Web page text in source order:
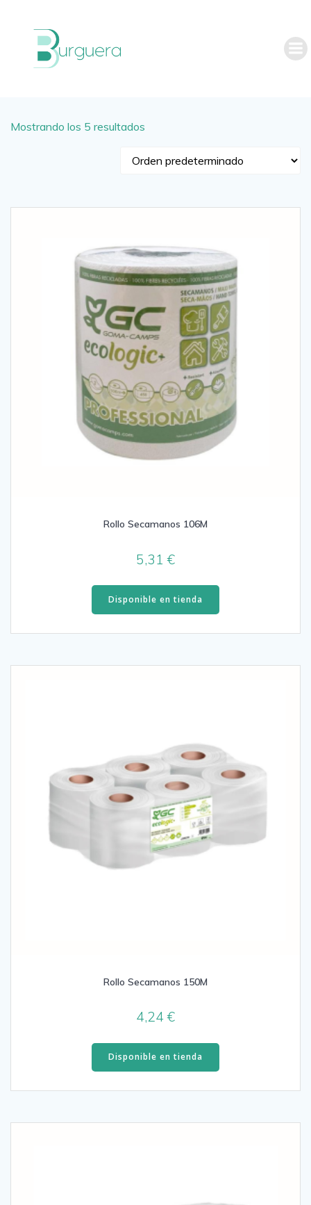
Mostrando los 5 resultados
Rollo Secamanos 106M
5,31€
Disponible en tienda
Rollo Secamanos 150M
4,24€
Disponible en tienda